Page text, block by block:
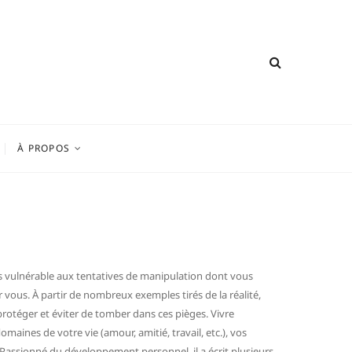
À PROPOS
vulnérable aux tentatives de manipulation dont vous
À partir de nombreux exemples tirés de la réalité,
et éviter de tomber dans ces pièges. Vivre
de votre vie (amour, amitié, travail, etc.), vos